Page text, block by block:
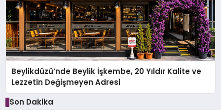
Beylikdüzü’nde Beylik İşkembe, 20 Yıldır Kalite ve
Lezzetin Değişmeyen Adresi
Son Dakika